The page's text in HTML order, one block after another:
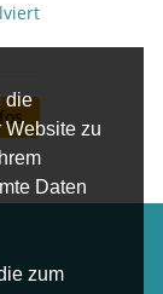
die
Website zu
Daten
zum